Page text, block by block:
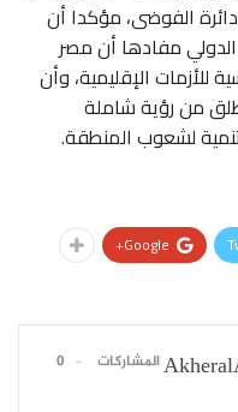
الفوضى، مؤكدا أن
مفادها أن مصر
للأزمات الإقليمية، وأن
من رؤية شاملة
لشعوب المنطقة.
Google+
0